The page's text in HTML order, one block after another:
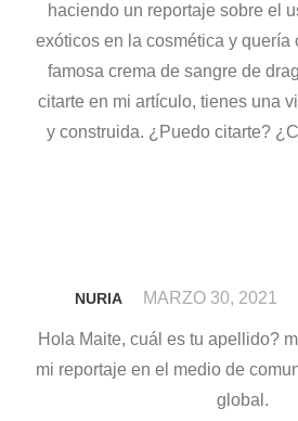
haciendo un reportaje sobre el
exóticos en la cosmética y quería
famosa crema de sangre de
citarte en mi artículo, tienes una
y construida. ¿Puedo citarte?
NURIA MARZO 30, 2021
Hola Maite, cuál es tu apellido?
mi reportaje en el medio de
global.